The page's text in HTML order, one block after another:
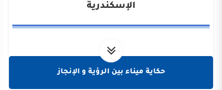
الإسكندرية
حكاية ميناء بين الرؤية و الإنجاز